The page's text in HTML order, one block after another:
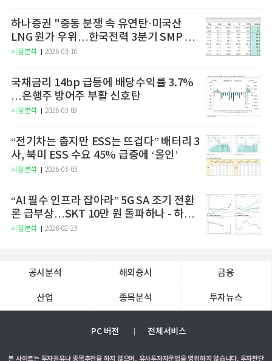
하나증권 "중동 분쟁 속 유연탄·미국산
LNG 원가 우위…한국전력 3분기 SMP 상
승 전망"
시장분석 2026-03-16
국채금리 14bp 급등에 배당수익률 3.7%
…은행주 방어주 부활 신호탄
시장분석 2026-03-09
“전기차는 춥지만 ESS는 뜨겁다” 배터리 3
사, 북미 ESS 수요 45% 급증에 ‘올인’
시장분석 2026-03-03
“AI 필수 인프라 잡아라” 5G SA 조기 전환
론 급부상…SKT 10만 원 돌파하나 - 하나
증권
시장분석 2026-02-23
공시분석 해외증시 금융
산업 종목분석 투자뉴스
PC 버전 전체서비스
본 사이트는 투자권유나 종목추천을 하지 않으며, 유사투자자문업을 영위하지 않습니다. 투자판단